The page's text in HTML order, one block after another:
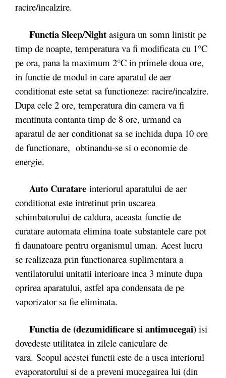
racire/incalzire.
Functia Sleep/Night asigura un somn linistit pe
timp de noapte, temperatura va fi modificata cu 1°C
pe ora, pana la maximum 2°C in primele doua ore,
in functie de modul in care aparatul de aer
conditionat este setat sa functioneze: racire/incalzire.
Dupa cele 2 ore, temperatura din camera va fi
mentinuta contanta timp de 8 ore, urmand ca
aparatul de aer conditionat sa se inchida dupa 10 ore
de functionare, obtinandu-se si o economie de
energie.
Auto Curatare interiorul aparatului de aer
conditionat este intretinut prin uscarea
schimbatorului de caldura, aceasta functie de
curatare automata elimina toate substantele care pot
fi daunatoare pentru organismul uman. Acest lucru
se realizeaza prin functionarea suplimentara a
ventilatorului unitatii interioare inca 3 minute dupa
oprirea aparatului, astfel apa condensata de pe
vaporizator sa fie eliminata.
Functia de (dezumidificare si antimucegai) isi
dovedeste utilitatea in zilele caniculare de
vara. Scopul acestei functii este de a usca interiorul
evaporatorului si de a preveni mucegairea lui (din